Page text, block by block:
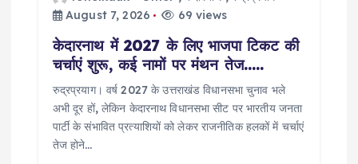
August 7, 2026
69 views
केदारनाथ में 2027 के लिए भाजपा टिकट की
चर्चाएं शुरू, कई नामों पर मंथन तेज…..
रुद्रप्रयाग। वर्ष 2027 के उत्तराखंड विधानसभा चुनाव भले
अभी दूर हों, लेकिन केदारनाथ विधानसभा सीट पर भारतीय जनता
पार्टी के संभावित प्रत्याशियों को लेकर राजनीतिक हलकों में चर्चाएं
तेज होने…